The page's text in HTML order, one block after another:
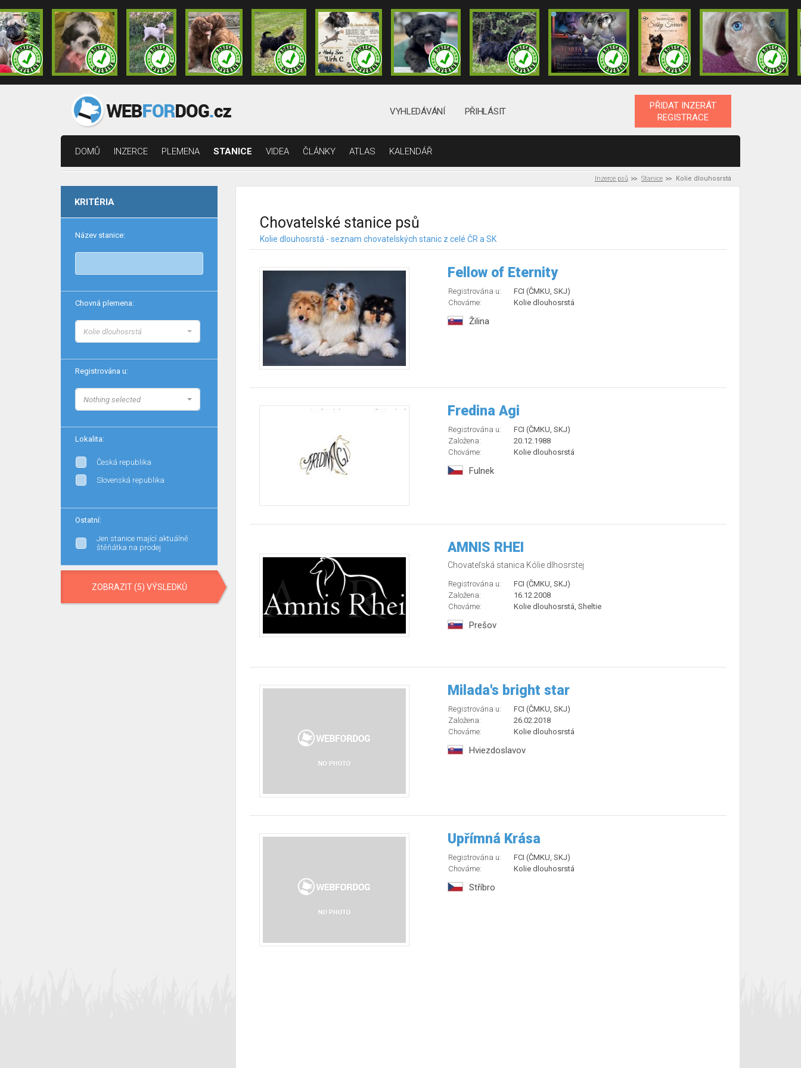
VYHLEDÁVÁNÍ PŘIHLÁSIT
PŘIDAT INZERÁT
REGISTRACE
DOMŮ INZERCE PLEMENA STANICE VIDEA ČLÁNKY ATLAS KALENDÁŘ
Inzerce psů Stanice Kolie dlouhosrstá
KRITÉRIA
Název stanice:
Chovná plemena:
Kolie dlouhosrstá
Registrována u:
Nothing selected
Lokalita:
Česká republika
Slovenská republika
Ostatní:
Jen stanice mající aktuálně
štěňátka na prodej
ZOBRAZIT (5) VÝSLEDKŮ
Chovatelské stanice psů
Kolie dlouhosrstá - seznam chovatelských stanic z celé ČR a SK
Fellow of Eternity
Registrována u:
FCI (ČMKU, SKJ)
Chováme:
Kolie dlouhosrstá
Žilina
Fredina Agi
Registrována u:
FCI (ČMKU, SKJ)
Založena:
20.12.1988
Chováme:
Kolie dlouhosrstá
Fulnek
AMNIS RHEI
Chovateľská stanica Kólie dlhosrstej
Registrována u:
FCI (ČMKU, SKJ)
Založena:
16.12.2008
Chováme:
Kolie dlouhosrstá, Sheltie
Prešov
Milada's bright star
Registrována u:
FCI (ČMKU, SKJ)
Založena:
26.02.2018
Chováme:
Kolie dlouhosrstá
Hviezdoslavov
Upřímná Krása
Registrována u:
FCI (ČMKU, SKJ)
Chováme:
Kolie dlouhosrstá
Stříbro